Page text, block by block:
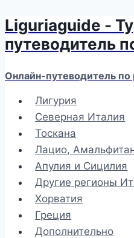
Перейти
к
содержимому
Liguriaguide -
путеводитель
Онлайн-путеводитель по
Лигурия
Северная Италия
Тоскана
Лацио,
Апулия и Сицилия
Другие регионы
Хорватия
Греция
Дополнительно